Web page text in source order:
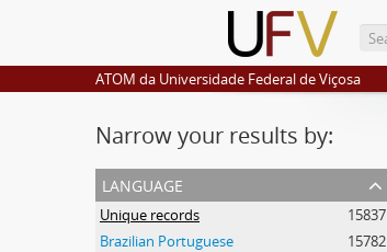
ATOM da Universidade Federal de Viçosa
Narrow your results by:
language
Unique records
15837
Brazilian Portuguese
15782